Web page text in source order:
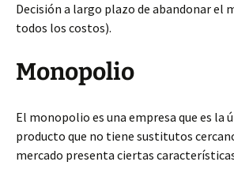
Decisión a largo plazo de abandonar el
todos los costos).
Monopolio
El monopolio es una empresa que es la
producto que no tiene sustitutos
mercado presenta ciertas